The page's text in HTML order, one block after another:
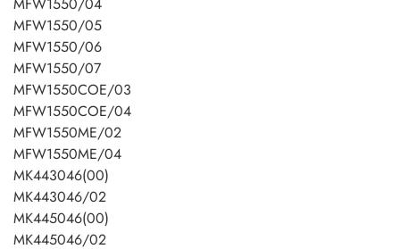
MFW1550/05
MFW1550/06
MFW1550/07
MFW1550COE/03
MFW1550COE/04
MFW1550ME/02
MFW1550ME/04
MK443046(00)
MK443046/02
MK445046(00)
MK445046/02